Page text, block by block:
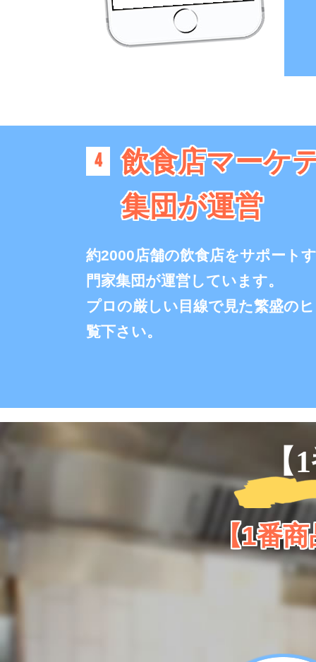
4
飲食店マーケ
集団が運営
約2000店舗の飲食店をサポート
門家集団が運営しています。
プロの厳しい目線で見た繁盛の
覧下さい。
【1番